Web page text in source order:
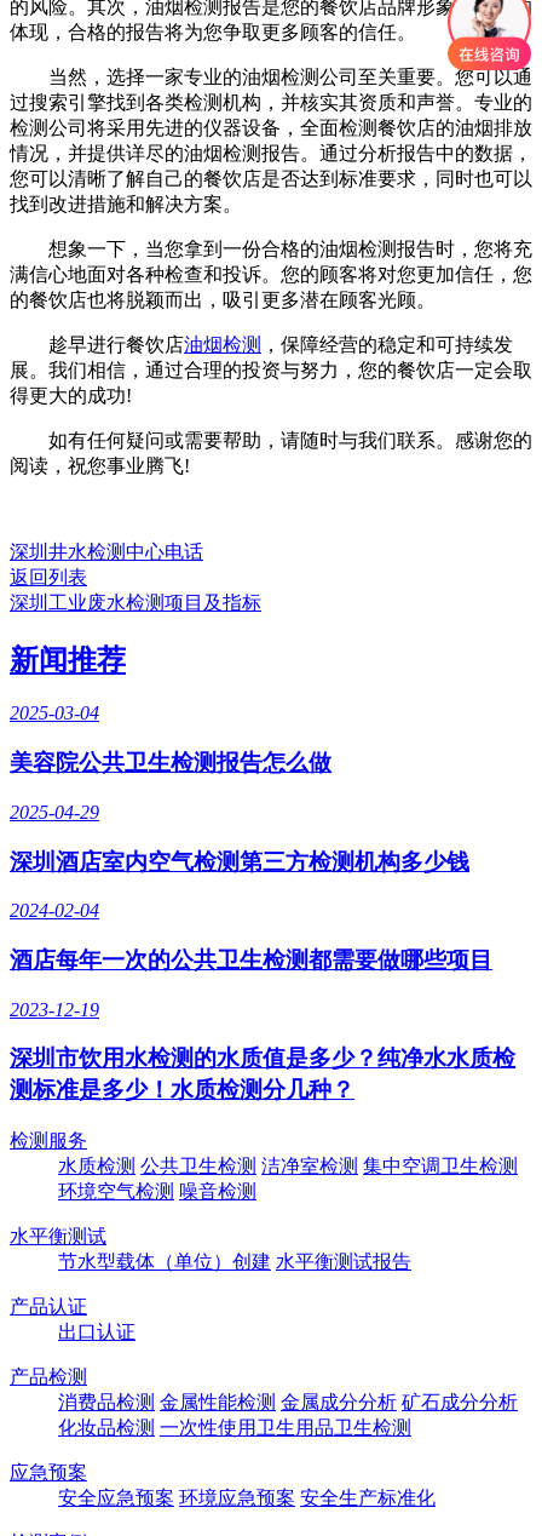
的风险。其次，油烟检测报告是您的餐饮店品牌形象和声誉的
体现，合格的报告将为您争取更多顾客的信任。
当然，选择一家专业的油烟检测公司至关重要。您可以通
过搜索引擎找到各类检测机构，并核实其资质和声誉。专业的
检测公司将采用先进的仪器设备，全面检测餐饮店的油烟排放
情况，并提供详尽的油烟检测报告。通过分析报告中的数据，
您可以清晰了解自己的餐饮店是否达到标准要求，同时也可以
找到改进措施和解决方案。
想象一下，当您拿到一份合格的油烟检测报告时，您将充
满信心地面对各种检查和投诉。您的顾客将对您更加信任，您
的餐饮店也将脱颖而出，吸引更多潜在顾客光顾。
趁早进行餐饮店油烟检测 ，保障经营的稳定和可持续发
展。我们相信，通过合理的投资与努力，您的餐饮店一定会取
得更大的成功!
如有任何疑问或需要帮助，请随时与我们联系。感谢您的
阅读，祝您事业腾飞!
深圳井水检测中心电话
返回列表
深圳工业废水检测项目及指标
新闻推荐
2025-03-04
美容院公共卫生检测报告怎么做
2025-04-29
深圳酒店室内空气检测第三方检测机构多少钱
2024-02-04
酒店每年一次的公共卫生检测都需要做哪些项目
2023-12-19
深圳市饮用水检测的水质值是多少？纯净水水质检
测标准是多少！水质检测分几种？
检测服务
水质检测 公共卫生检测 洁净室检测 集中空调卫生检测
环境空气检测 噪音检测
水平衡测试
节水型载体（单位）创建 水平衡测试报告
产品认证
出口认证
产品检测
消费品检测 金属性能检测 金属成分分析 矿石成分分析
化妆品检测 一次性使用卫生用品卫生检测
应急预案
安全应急预案 环境应急预案 安全生产标准化